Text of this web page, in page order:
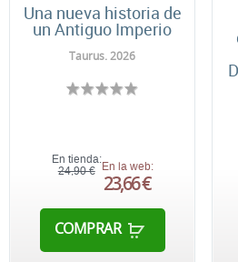
Una nueva historia de
un Antiguo Imperio
Taurus. 2026
En tienda:
24,90 € En la web:
23,66 €
COMPRAR